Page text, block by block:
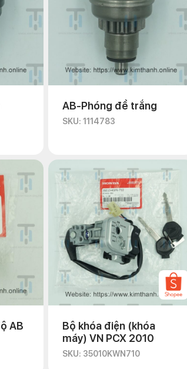
ở vị trí này, IC AB sẽ được bảo vệ tốt
linh kiện xe AB tốt nhất.
AB-Phóng đề trắng
SKU: 1114783
AB
Bộ khóa điện (khóa
máy) VN PCX 2010
SKU: 35010KWN710